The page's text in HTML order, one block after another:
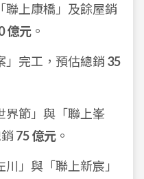
聯上康橋」及餘屋銷
億元 。
」完工，預估總銷 35
界節」與「聯上峯
75 億元 。
川」與「聯上新宸」